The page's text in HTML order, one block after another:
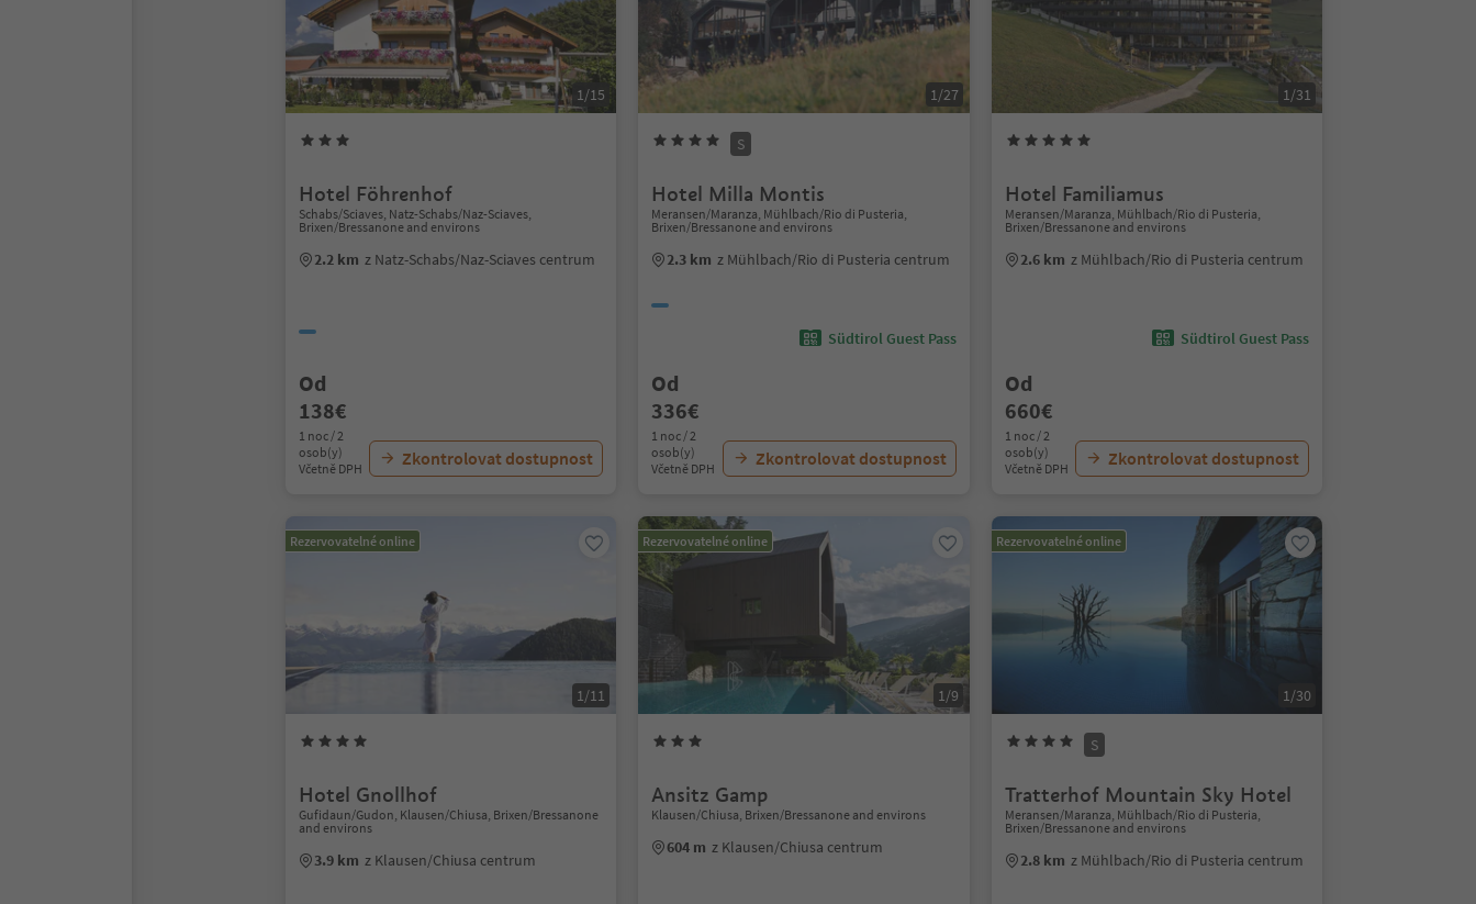
1/15
Hotel Föhrenhof
Schabs/Sciaves, Natz-Schabs/Naz-Sciaves,
Brixen/Bressanone and environs
2.2 km z Natz-Schabs/Naz-Sciaves centrum
Od
138€
1 noc / 2
osob(y)
Včetně DPH
Zkontrolovat dostupnost
1/27
S
Hotel Milla Montis
Meransen/Maranza, Mühlbach/Rio di Pusteria,
Brixen/Bressanone and environs
2.3 km z Mühlbach/Rio di Pusteria centrum
Südtirol Guest Pass
Od
336€
1 noc / 2
osob(y)
Včetně DPH
Zkontrolovat dostupnost
1/31
Hotel Familiamus
Meransen/Maranza, Mühlbach/Rio di Pusteria,
Brixen/Bressanone and environs
2.6 km z Mühlbach/Rio di Pusteria centrum
Südtirol Guest Pass
Od
660€
1 noc / 2
osob(y)
Včetně DPH
Zkontrolovat dostupnost
Rezervovatelné online
1/11
Hotel Gnollhof
Gufidaun/Gudon, Klausen/Chiusa, Brixen/Bressanone
and environs
3.9 km z Klausen/Chiusa centrum
Rezervovatelné online
1/9
Ansitz Gamp
Klausen/Chiusa, Brixen/Bressanone and environs
604 m z Klausen/Chiusa centrum
Rezervovatelné online
1/30
S
Tratterhof Mountain Sky Hotel
Meransen/Maranza, Mühlbach/Rio di Pusteria,
Brixen/Bressanone and environs
2.8 km z Mühlbach/Rio di Pusteria centrum